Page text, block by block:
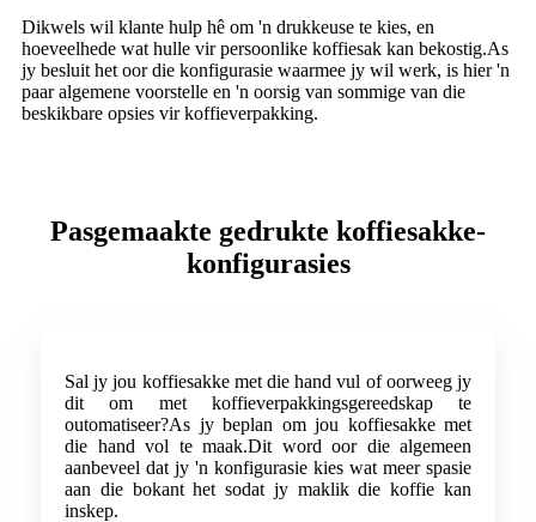
Dikwels wil klante hulp hê om 'n drukkeuse te kies, en
hoeveelhede wat hulle vir persoonlike koffiesak kan bekostig.As
jy besluit het oor die konfigurasie waarmee jy wil werk, is hier 'n
paar algemene voorstelle en 'n oorsig van sommige van die
beskikbare opsies vir koffieverpakking.
Pasgemaakte gedrukte koffiesakke-
konfigurasies
Sal jy jou koffiesakke met die hand vul of oorweeg jy
dit om met koffieverpakkingsgereedskap te
outomatiseer?As jy beplan om jou koffiesakke met
die hand vol te maak.Dit word oor die algemeen
aanbeveel dat jy 'n konfigurasie kies wat meer spasie
aan die bokant het sodat jy maklik die koffie kan
inskep.